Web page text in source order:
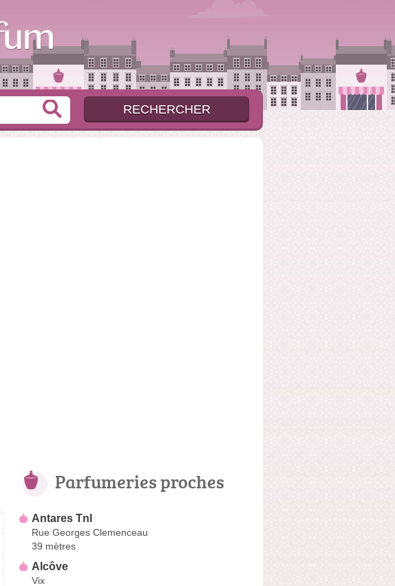
Parfumeries proches
Antares Tnl
Rue Georges Clemenceau
39 mètres
Alcôve
Vix